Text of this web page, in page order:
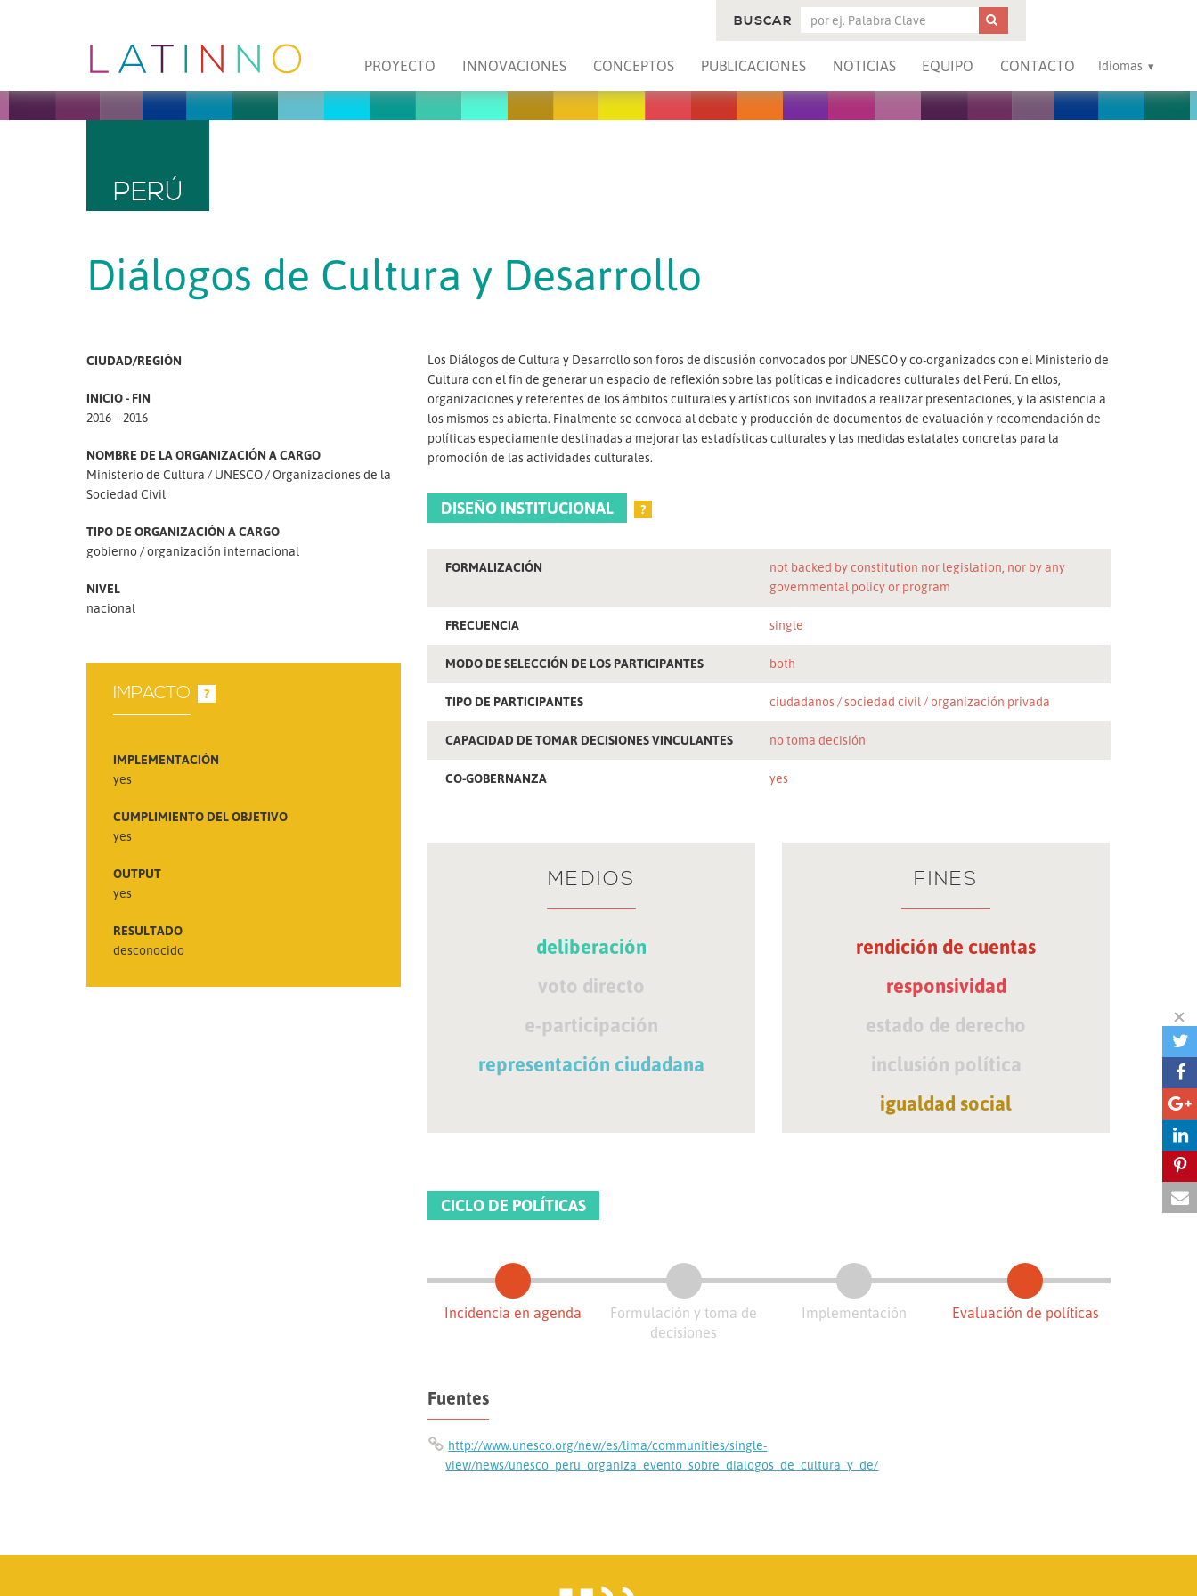
PROYECTO INNOVACIONES CONCEPTOS PUBLICACIONES NOTICIAS EQUIPO CONTACTO Idiomas
BUSCAR
PERÚ
Diálogos de Cultura y Desarrollo
CIUDAD/REGIÓN
INICIO - FIN
2016 – 2016
NOMBRE DE LA ORGANIZACIÓN A CARGO
Ministerio de Cultura
UNESCO
Organizaciones de la
Sociedad Civil
TIPO DE ORGANIZACIÓN A CARGO
gobierno
organización internacional
NIVEL
nacional
IMPACTO ?
IMPLEMENTACIÓN
yes
CUMPLIMIENTO DEL OBJETIVO
yes
OUTPUT
yes
RESULTADO
desconocido
Los Diálogos de Cultura y Desarrollo son foros de discusión convocados por UNESCO y co-organizados con el Ministerio de
Cultura con el fin de generar un espacio de reflexión sobre las políticas e indicadores culturales del Perú. En ellos,
organizaciones y referentes de los ámbitos culturales y artísticos son invitados a realizar presentaciones, y la asistencia a
los mismos es abierta. Finalmente se convoca al debate y producción de documentos de evaluación y recomendación de
políticas especiamente destinadas a mejorar las estadísticas culturales y las medidas estatales concretas para la
promoción de las actividades culturales.
DISEÑO INSTITUCIONAL ?
FORMALIZACIÓN
not backed by constitution nor legislation, nor by any
governmental policy or program
FRECUENCIA single
MODO DE SELECCIÓN DE LOS PARTICIPANTES both
TIPO DE PARTICIPANTES ciudadanos sociedad civil organización privada
CAPACIDAD DE TOMAR DECISIONES VINCULANTES no toma decisión
CO-GOBERNANZA yes
MEDIOS
deliberación
voto directo
e-participación
representación ciudadana
FINES
rendición de cuentas
responsividad
estado de derecho
inclusión política
igualdad social
CICLO DE POLÍTICAS
Incidencia en agenda
Formulación y toma de
decisiones
Implementación Evaluación de políticas
Fuentes
http://www.unesco.org/new/es/lima/communities/single-
view/news/unesco_peru_organiza_evento_sobre_dialogos_de_cultura_y_de/